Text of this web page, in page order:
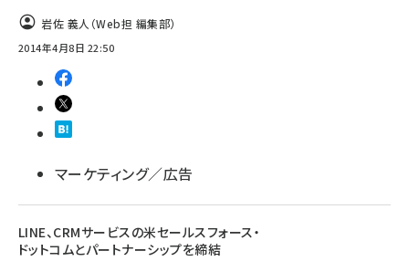
岩佐 義人（Web担 編集部）
2014年4月8日 22:50
マーケティング／広告
LINE、CRMサービスの米セールスフォース・
ドットコムとパートナーシップを締結